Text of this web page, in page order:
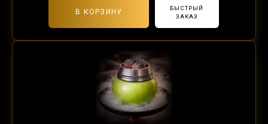
В КОРЗИНУ
БЫСТРЫЙ
ЗАКАЗ